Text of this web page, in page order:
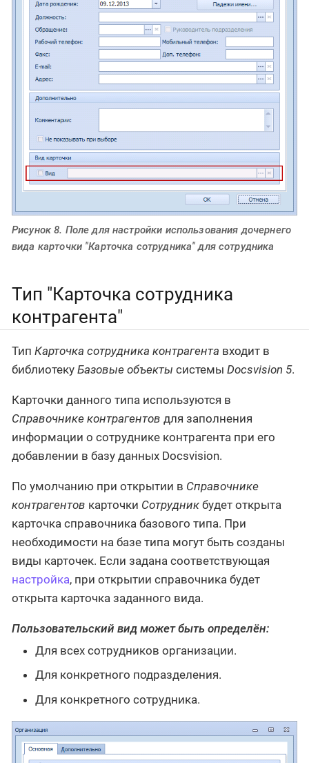
Рисунок 8. Поле для настройки использования дочернего
вида карточки "Карточка сотрудника" для сотрудника
Тип "Карточка сотрудника
контрагента"
Тип Карточка сотрудника контрагента входит в
библиотеку Базовые объекты системы Docsvision 5.
Карточки данного типа используются в
Справочнике контрагентов для заполнения
информации о сотруднике контрагента при его
добавлении в базу данных Docsvision.
По умолчанию при открытии в Справочнике
контрагентов карточки Сотрудник будет открыта
карточка справочника базового типа. При
необходимости на базе типа могут быть созданы
виды карточек. Если задана соответствующая
настройка, при открытии справочника будет
открыта карточка заданного вида.
Пользовательский вид может быть определён:
Для всех сотрудников организации.
Для конкретного подразделения.
Для конкретного сотрудника.